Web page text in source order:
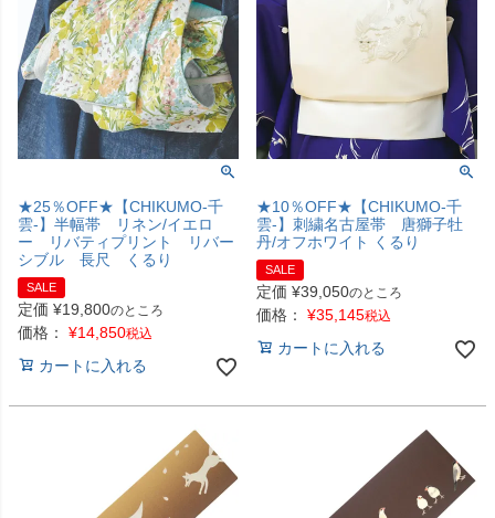
★25％OFF★【CHIKUMO-千
雲-】半幅帯 リネン/イエロ
ー リバティプリント リバー
シブル 長尺 くるり
SALE
定価 ¥19,800のところ
価格： ¥14,850税込
カートに入れる
★10％OFF★【CHIKUMO-千
雲-】刺繍名古屋帯 唐獅子牡
丹/オフホワイト くるり
SALE
定価 ¥39,050のところ
価格： ¥35,145税込
カートに入れる